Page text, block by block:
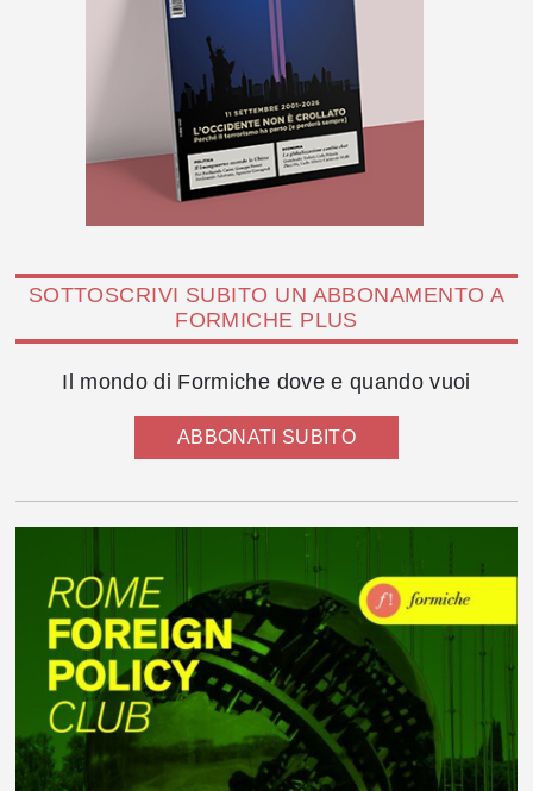
SOTTOSCRIVI SUBITO UN ABBONAMENTO A
FORMICHE PLUS
Il mondo di Formiche dove e quando vuoi
ABBONATI SUBITO